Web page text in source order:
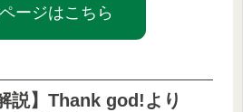
ージはこちら
説】Thank god!より